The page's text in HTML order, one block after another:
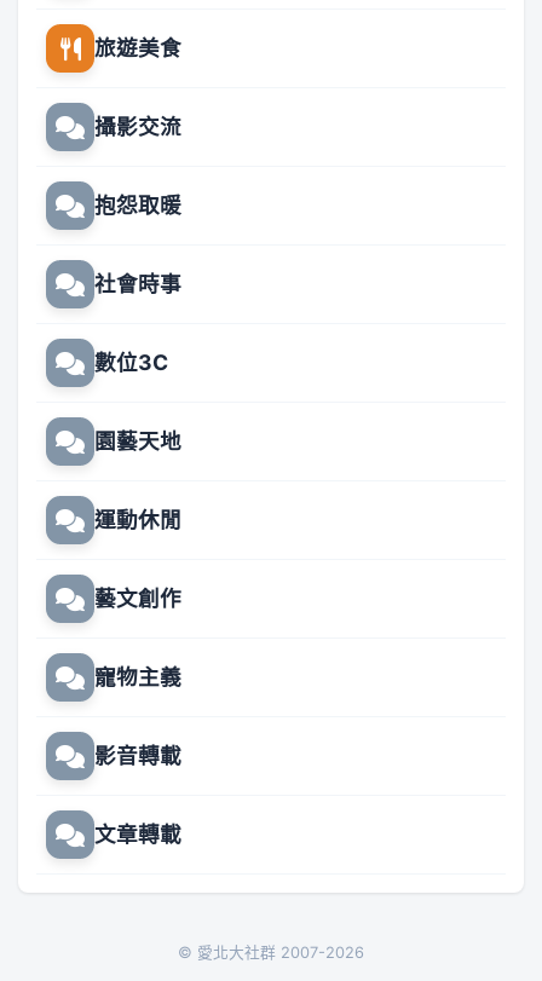
旅遊美食
攝影交流
抱怨取暖
社會時事
數位3C
園藝天地
運動休閒
藝文創作
寵物主義
影音轉載
文章轉載
© 愛北大社群 2007-2026